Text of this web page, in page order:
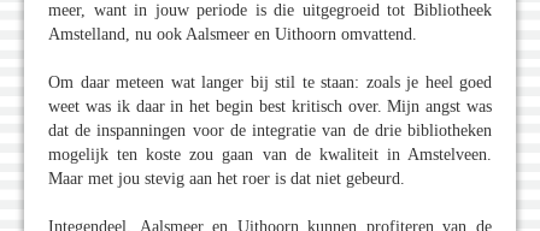
meer, want in jouw periode is die uitgegroeid tot Bibliotheek
Amstelland, nu ook Aalsmeer en Uithoorn omvattend.
Om daar meteen wat langer bij stil te staan: zoals je heel goed
weet was ik daar in het begin best kritisch over. Mijn angst was
dat de inspanningen voor de integratie van de drie bibliotheken
mogelijk ten koste zou gaan van de kwaliteit in Amstelveen.
Maar met jou stevig aan het roer is dat niet gebeurd.
Integendeel, Aalsmeer en Uithoorn kunnen profiteren van de